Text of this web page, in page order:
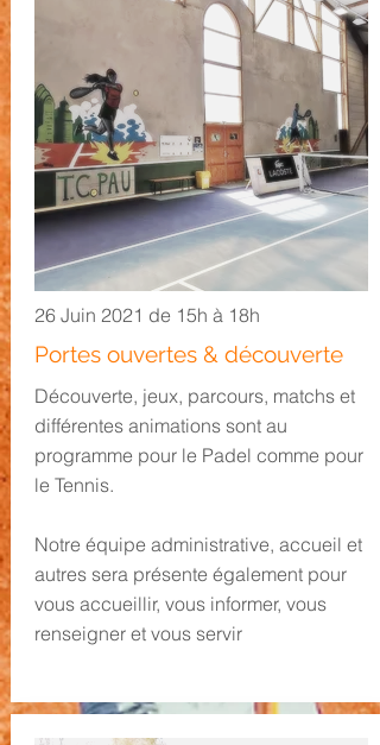
26 Juin 2021 de 15h à 18h
Portes ouvertes & découverte
Découverte, jeux, parcours, matchs et
différentes animations sont au
programme pour le Padel comme pour
le Tennis.
Notre équipe administrative, accueil et
autres sera présente également pour
vous accueillir, vous informer, vous
renseigner et vous servir